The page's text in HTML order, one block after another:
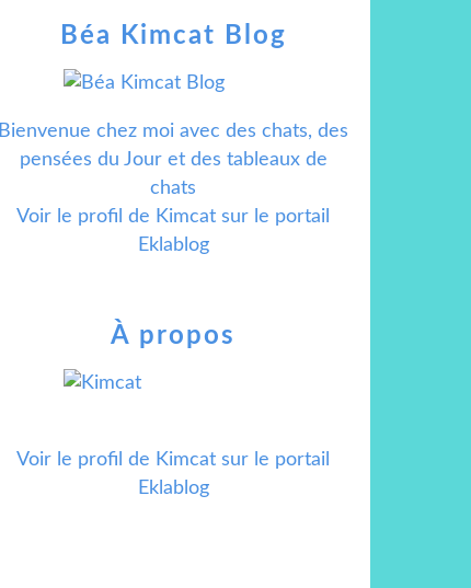
Béa Kimcat Blog
Bienvenue chez moi avec des chats, des
pensées du Jour et des tableaux de
chats
Voir le profil de Kimcat sur le portail
Eklablog
À propos
Voir le profil de Kimcat sur le portail
Eklablog